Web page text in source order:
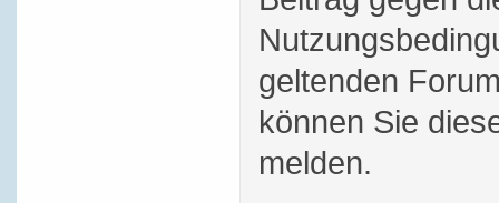
geltenden
können Sie
melden.